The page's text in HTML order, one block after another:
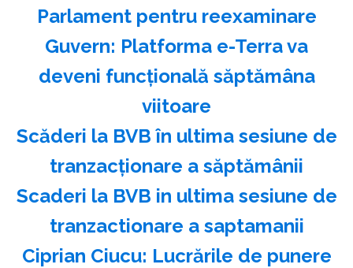
Parlament pentru reexaminare
Guvern: Platforma e-Terra va
deveni funcţională săptămâna
viitoare
Scăderi la BVB în ultima sesiune de
tranzacţionare a săptămânii
Scaderi la BVB in ultima sesiune de
tranzactionare a saptamanii
Ciprian Ciucu: Lucrările de punere